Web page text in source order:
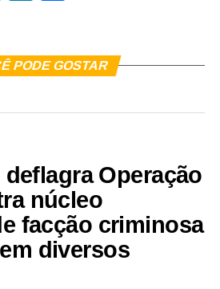
PODE GOSTAR
Operação
núcleo
facção criminosa
diversos